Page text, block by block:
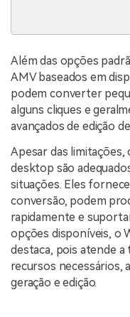
Além das opções
AMV baseados em
podem converter
alguns cliques e
avançados de edição
Apesar das
desktop são
situações. Eles
conversão, podem
rapidamente e
opções disponíveis, o
destaca, pois atende
recursos necessários,
geração e edição.